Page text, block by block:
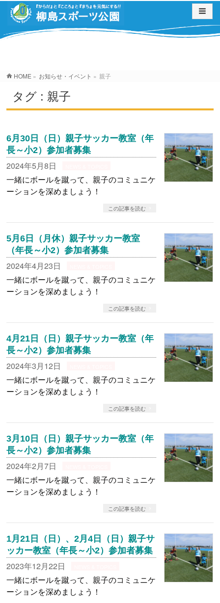
HOME » お知らせ・イベント » 親子
タグ : 親子
6月30日（日）親子サッカー教室（年
長～小2）参加者募集
2024年5月8日
一緒にボールを蹴って、親子のコミュニケ
ーションを深めましょう！
この記事を読む
5月6日（月休）親子サッカー教室
（年長～小2）参加者募集
2024年4月23日
一緒にボールを蹴って、親子のコミュニケ
ーションを深めましょう！
この記事を読む
4月21日（日）親子サッカー教室（年
長～小2）参加者募集
2024年3月12日
一緒にボールを蹴って、親子のコミュニケ
ーションを深めましょう！
この記事を読む
3月10日（日）親子サッカー教室（年
長～小2）参加者募集
2024年2月7日
一緒にボールを蹴って、親子のコミュニケ
ーションを深めましょう！
この記事を読む
1月21日（日）、2月4日（日）親子サ
ッカー教室（年長～小2）参加者募集
2023年12月22日
一緒にボールを蹴って、親子のコミュニケ
ーションを深めましょう！